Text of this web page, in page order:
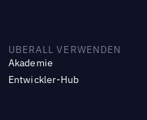
UBERALL VERWENDEN
Akademie
Entwickler-Hub